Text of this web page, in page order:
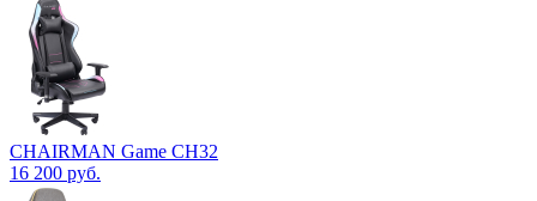
CHAIRMAN Game CH32
16 200 руб.